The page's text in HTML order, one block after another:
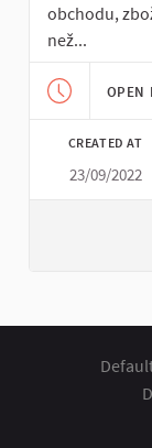
obchodu,
než...
OPEN
CREATED AT
23/09/2022